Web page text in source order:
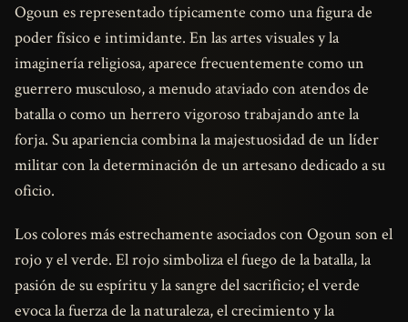
Ogoun es representado típicamente como una figura de
poder físico e intimidante. En las artes visuales y la
imaginería religiosa, aparece frecuentemente como un
guerrero musculoso, a menudo ataviado con atendos de
batalla o como un herrero vigoroso trabajando ante la
forja. Su apariencia combina la majestuosidad de un líder
militar con la determinación de un artesano dedicado a su
oficio.
Los colores más estrechamente asociados con Ogoun son el
rojo y el verde. El rojo simboliza el fuego de la batalla, la
pasión de su espíritu y la sangre del sacrificio; el verde
evoca la fuerza de la naturaleza, el crecimiento y la